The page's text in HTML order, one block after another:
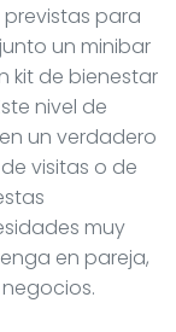
para
un minibar
kit de bienestar
nivel de
un verdadero
visitas o de
muy
en pareja,